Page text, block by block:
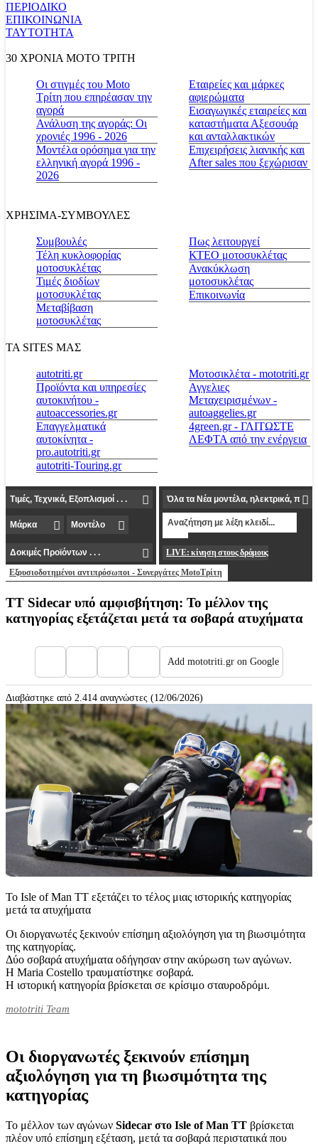
ΠΕΡΙΟΔΙΚΟ
ΕΠΙΚΟΙΝΩΝΙΑ
ΤΑΥΤΟΤΗΤΑ
30 ΧΡΟΝΙΑ MOTO ΤΡΙΤΗ
Οι στιγμές του Moto
Τρίτη που επηρέασαν την
αγορά
Ανάλυση της αγοράς: Οι
χρονιές 1996 - 2026
Μοντέλα ορόσημα για την
ελληνική αγορά 1996 -
2026
Εταιρείες και μάρκες
αφιερώματα
Εισαγωγικές εταιρείες και
καταστήματα Αξεσουάρ
και ανταλλακτικών
Επιχειρήσεις λιανικής και
After sales που ξεχώρισαν
ΧΡΗΣΙΜΑ-ΣΥΜΒΟΥΛΕΣ
Συμβουλές
Τέλη κυκλοφορίας
μοτοσυκλέτας
Τιμές διοδίων
μοτοσυκλέτας
Μεταβίβαση
μοτοσυκλέτας
Πως λειτουργεί
ΚΤΕΟ μοτοσυκλέτας
Ανακύκλωση
μοτοσυκλέτας
Επικοινωνία
ΤΑ SITES ΜΑΣ
autotriti.gr
Προϊόντα και υπηρεσίες
αυτοκινήτου -
autoaccessories.gr
Επαγγελματικά
αυτοκίνητα -
pro.autotriti.gr
autotriti-Touring.gr
Μοτοσικλέτα - mototriti.gr
Αγγελιες
Μεταχειρισμένων -
autoaggelies.gr
4green.gr - ΓΛΙΤΩΣΤΕ
ΛΕΦΤΑ από την ενέργεια
LIVE: κίνηση στους δρόμους
Εξουσιοδοτημένοι αντιπρόσωποι - Συνεργάτες MotoΤρίτη
TT Sidecar υπό αμφισβήτηση: Το μέλλον της
κατηγορίας εξετάζεται μετά τα σοβαρά ατυχήματα
Add mototriti.gr on Google
Διαβάστηκε από 2.414 αναγνώστες (12/06/2026)
Το Isle of Man TT εξετάζει το τέλος μιας ιστορικής κατηγορίας
μετά τα ατυχήματα
Οι διοργανωτές ξεκινούν επίσημη αξιολόγηση για τη βιωσιμότητα
της κατηγορίας.
Δύο σοβαρά ατυχήματα οδήγησαν στην ακύρωση των αγώνων.
Η Maria Costello τραυματίστηκε σοβαρά.
Η ιστορική κατηγορία βρίσκεται σε κρίσιμο σταυροδρόμι.
mototriti Team
Οι διοργανωτές ξεκινούν επίσημη
αξιολόγηση για τη βιωσιμότητα της
κατηγορίας
Το μέλλον των αγώνων Sidecar στο Isle of Man TT βρίσκεται
πλέον υπό επίσημη εξέταση, μετά τα σοβαρά περιστατικά που